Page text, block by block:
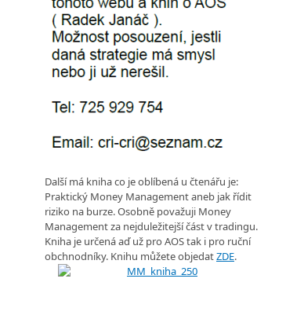
Další má kniha co je oblíbená u čtenářu je:
Praktický Money Management aneb jak řídit
riziko na burze. Osobně považuji Money
Management za nejduležitejší část v tradingu.
Kniha je určená aď už pro AOS tak i pro ruční
obchnodníky. Knihu můžete objedatZDE.